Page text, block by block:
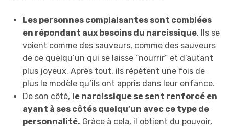
Les personnes complaisantes sont comblées
en répondant aux besoins du narcissique. Ils se
voient comme des sauveurs, comme des sauveurs
de ce quelqu’un qui se laisse “nourrir” et d’autant
plus joyeux. Après tout, ils répètent une fois de
plus le modèle qu’ils ont appris dans leur enfance.
De son côté, le narcissique se sent renforcé en
ayant à ses côtés quelqu’un avec ce type de
personnalité. Grâce à cela, il obtient du pouvoir,